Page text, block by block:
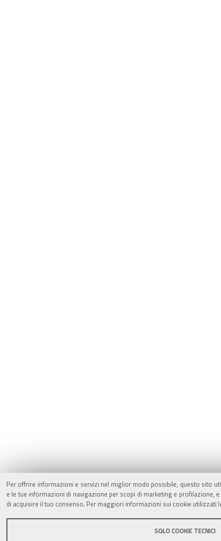
Per offrire informazioni e servizi nel miglior modo possibile, questo sito
e le tue informazioni di navigazione per scopi di marketing e
di acquisire il tuo consenso. Per maggiori informazioni sui cookie utilizzati
SOLO COOKIE TECNICI